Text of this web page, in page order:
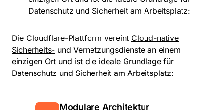
Datenschutz und Sicherheit am Arbeitsplatz:
Die Cloudflare-Plattform vereint Cloud-native
Sicherheits- und Vernetzungsdienste an einem
einzigen Ort und ist die ideale Grundlage für
Datenschutz und Sicherheit am Arbeitsplatz:
Modulare Architektur